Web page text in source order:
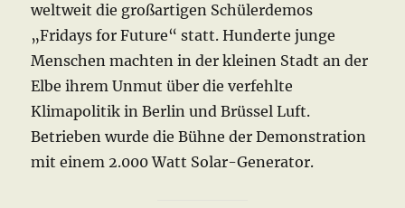
weltweit die großartigen Schülerdemos
„Fridays for Future“ statt. Hunderte junge
Menschen machten in der kleinen Stadt an der
Elbe ihrem Unmut über die verfehlte
Klimapolitik in Berlin und Brüssel Luft.
Betrieben wurde die Bühne der Demonstration
mit einem 2.000 Watt Solar-Generator.